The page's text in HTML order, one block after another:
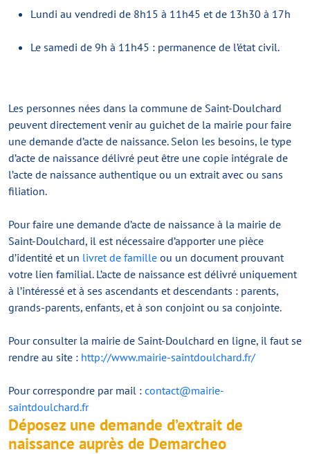
Lundi au vendredi de 8h15 à 11h45 et de 13h30 à 17h
Le samedi de 9h à 11h45 : permanence de l’état civil.
Les personnes nées dans la commune de Saint-Doulchard
peuvent directement venir au guichet de la mairie pour faire
une demande d’acte de naissance. Selon les besoins, le type
d’acte de naissance délivré peut être une copie intégrale de
l’acte de naissance authentique ou un extrait avec ou sans
filiation.
Pour faire une demande d’acte de naissance à la mairie de
Saint-Doulchard, il est nécessaire d’apporter une pièce
d’identité et un livret de famille ou un document prouvant
votre lien familial. L’acte de naissance est délivré uniquement
à l’intéressé et à ses ascendants et descendants : parents,
grands-parents, enfants, et à son conjoint ou sa conjointe.
Pour consulter la mairie de Saint-Doulchard en ligne, il faut se
rendre au site : http://www.mairie-saintdoulchard.fr/
Pour correspondre par mail : contact@mairie-
saintdoulchard.fr
Déposez une demande d’extrait de
naissance auprès de Demarcheo